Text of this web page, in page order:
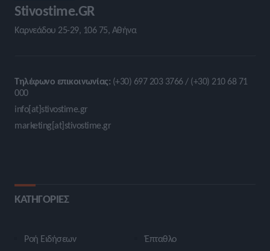
Stivostime.GR
Καρνεάδου 25-29, 106 75, Αθήνα
Τηλέφωνο επικοινωνίας: (+30) 697 203 3766 / (+30) 210 68 71
000
info[at]stivostime.gr
marketing[at]stivostime.gr
ΚΑΤΗΓΟΡΙΕΣ
Ροή Ειδήσεων
Έπταθλο